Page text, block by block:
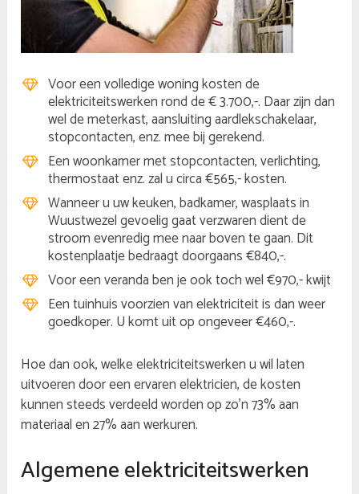
Voor een volledige woning kosten de
elektriciteitswerken rond de € 3.700,-. Daar zijn dan
wel de meterkast, aansluiting aardlekschakelaar,
stopcontacten, enz. mee bij gerekend.
Een woonkamer met stopcontacten, verlichting,
thermostaat enz. zal u circa €565,- kosten.
Wanneer u uw keuken, badkamer, wasplaats in
Wuustwezel gevoelig gaat verzwaren dient de
stroom evenredig mee naar boven te gaan. Dit
kostenplaatje bedraagt doorgaans €840,-.
Voor een veranda ben je ook toch wel €970,- kwijt
Een tuinhuis voorzien van elektriciteit is dan weer
goedkoper. U komt uit op ongeveer €460,-.
Hoe dan ook, welke elektriciteitswerken u wil laten
uitvoeren door een ervaren elektricien, de kosten
kunnen steeds verdeeld worden op zo’n 73% aan
materiaal en 27% aan werkuren.
Algemene elektriciteitswerken